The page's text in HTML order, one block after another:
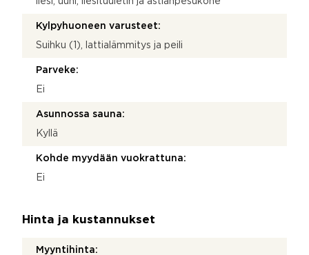
Kylpyhuoneen varusteet:
Suihku (1), lattialämmitys ja peili
Parveke:
Ei
Asunnossa sauna:
Kyllä
Kohde myydään vuokrattuna:
Ei
Hinta ja kustannukset
Myyntihinta: